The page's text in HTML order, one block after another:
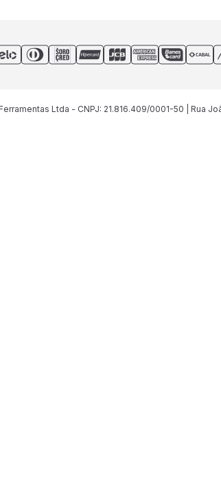
Ltda - CNPJ: 21.816.409/0001-50 | Rua